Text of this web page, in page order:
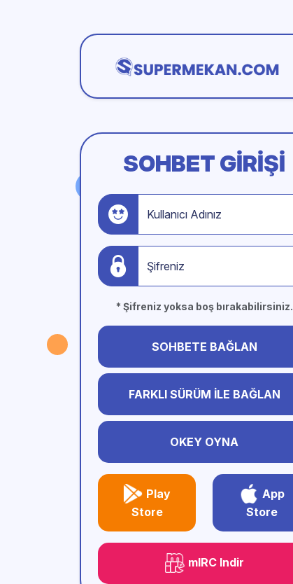
SOHBET GIRIŞI
Kullanıcı Adınız
Şifreniz
* Şifreniz yoksa boş bırakabilirsiniz.
SOHBETE BAĞLAN
FARKLI SÜRÜM İLE BAĞLAN
OKEY OYNA
Play
Store
App
Store
mIRC Indir